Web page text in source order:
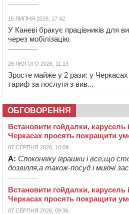
15 ЛИПНЯ 2026, 17:42
У Каневі бракує працівників для
через мобілізацію
26 ЛЮТОГО 2026, 11:13
Зросте майже у 2 рази: у
тариф за послуги з вив...
ОБГОВОРЕННЯ
Встановити гойдалки, карусель
Черкасах просять покращити
07 СЕРПНЯ 2026, 10:09
А: Споконвіку іграшки і все,що
дозвілля,а також-посуд і миючі
Встановити гойдалки, карусель
Черкасах просять покращити
07 СЕРПНЯ 2026, 09:36